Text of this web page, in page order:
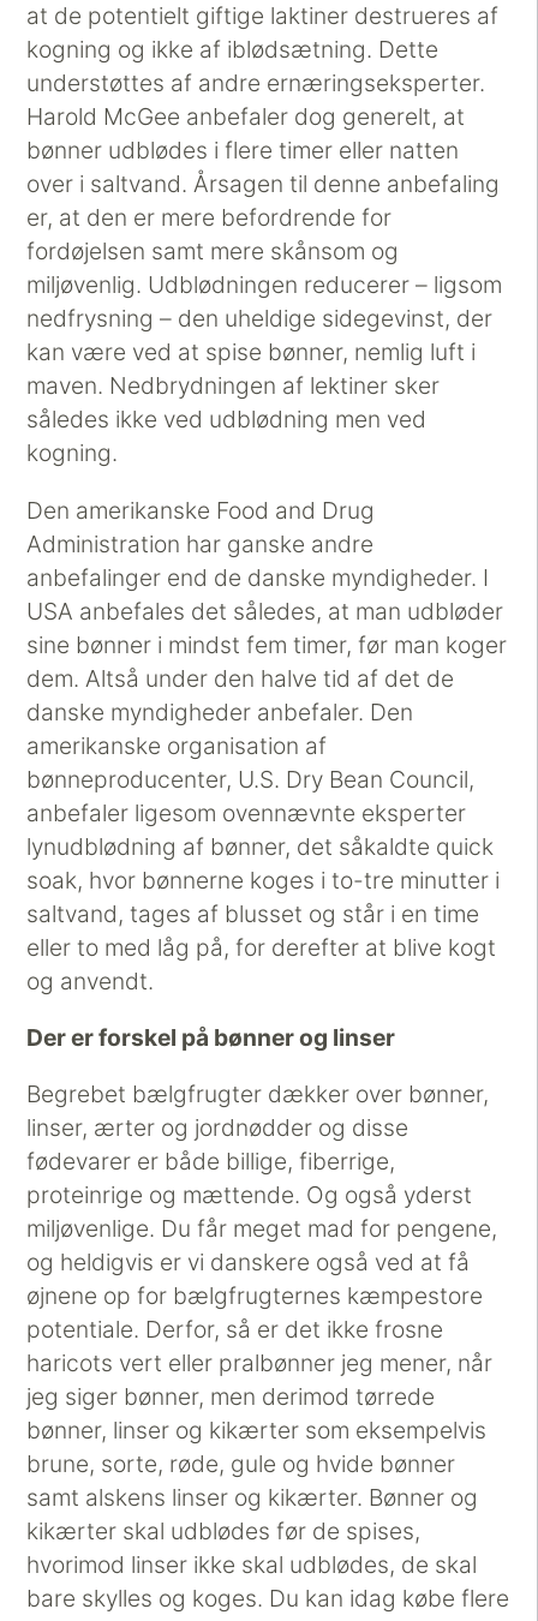
at de potentielt giftige laktiner destrueres af
kogning og ikke af iblødsætning. Dette
understøttes af andre ernæringseksperter.
Harold McGee anbefaler dog generelt, at
bønner udblødes i flere timer eller natten
over i saltvand. Årsagen til denne anbefaling
er, at den er mere befordrende for
fordøjelsen samt mere skånsom og
miljøvenlig. Udblødningen reducerer – ligsom
nedfrysning – den uheldige sidegevinst, der
kan være ved at spise bønner, nemlig luft i
maven. Nedbrydningen af lektiner sker
således ikke ved udblødning men ved
kogning.
Den amerikanske Food and Drug
Administration har ganske andre
anbefalinger end de danske myndigheder. I
USA anbefales det således, at man udbløder
sine bønner i mindst fem timer, før man koger
dem. Altså under den halve tid af det de
danske myndigheder anbefaler. Den
amerikanske organisation af
bønneproducenter, U.S. Dry Bean Council,
anbefaler ligesom ovennævnte eksperter
lynudblødning af bønner, det såkaldte quick
soak, hvor bønnerne koges i to-tre minutter i
saltvand, tages af blusset og står i en time
eller to med låg på, for derefter at blive kogt
og anvendt.
Der er forskel på bønner og linser
Begrebet bælgfrugter dækker over bønner,
linser, ærter og jordnødder og disse
fødevarer er både billige, fiberrige,
proteinrige og mættende. Og også yderst
miljøvenlige. Du får meget mad for pengene,
og heldigvis er vi danskere også ved at få
øjnene op for bælgfrugternes kæmpestore
potentiale. Derfor, så er det ikke frosne
haricots vert eller pralbønner jeg mener, når
jeg siger bønner, men derimod tørrede
bønner, linser og kikærter som eksempelvis
brune, sorte, røde, gule og hvide bønner
samt alskens linser og kikærter. Bønner og
kikærter skal udblødes før de spises,
hvorimod linser ikke skal udblødes, de skal
bare skylles og koges. Du kan idag købe flere